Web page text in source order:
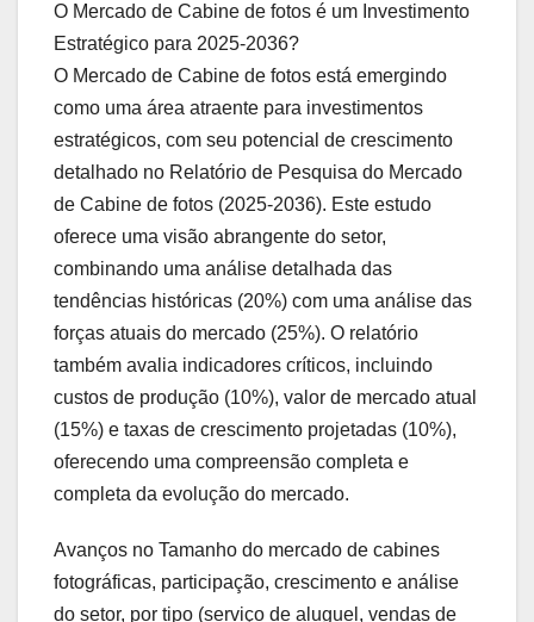
O Mercado de Cabine de fotos é um Investimento
Estratégico para 2025-2036?
O Mercado de Cabine de fotos está emergindo
como uma área atraente para investimentos
estratégicos, com seu potencial de crescimento
detalhado no Relatório de Pesquisa do Mercado
de Cabine de fotos (2025-2036). Este estudo
oferece uma visão abrangente do setor,
combinando uma análise detalhada das
tendências históricas (20%) com uma análise das
forças atuais do mercado (25%). O relatório
também avalia indicadores críticos, incluindo
custos de produção (10%), valor de mercado atual
(15%) e taxas de crescimento projetadas (10%),
oferecendo uma compreensão completa e
completa da evolução do mercado.
Avanços no Tamanho do mercado de cabines
fotográficas, participação, crescimento e análise
do setor, por tipo (serviço de aluguel, vendas de